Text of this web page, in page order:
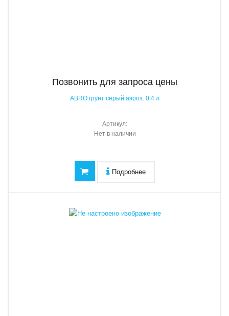
Позвонить для запроса цены
ABRO грунт серый аэроз. 0.4 л
Артикул:
Нет в наличии
Подробнее